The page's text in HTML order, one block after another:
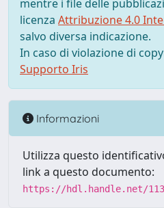
mentre i file delle
licenza Attribuzione 4.0
salvo diversa indicazione.
In caso di violazione di
Supporto Iris
Informazioni
Utilizza questo
link a questo documento:
https://hdl.handle.net/